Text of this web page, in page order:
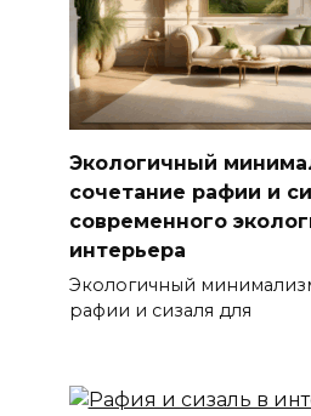
Экологичный
сочетание рафии и
современного
интерьера
Экологичный
рафии и сизаля для